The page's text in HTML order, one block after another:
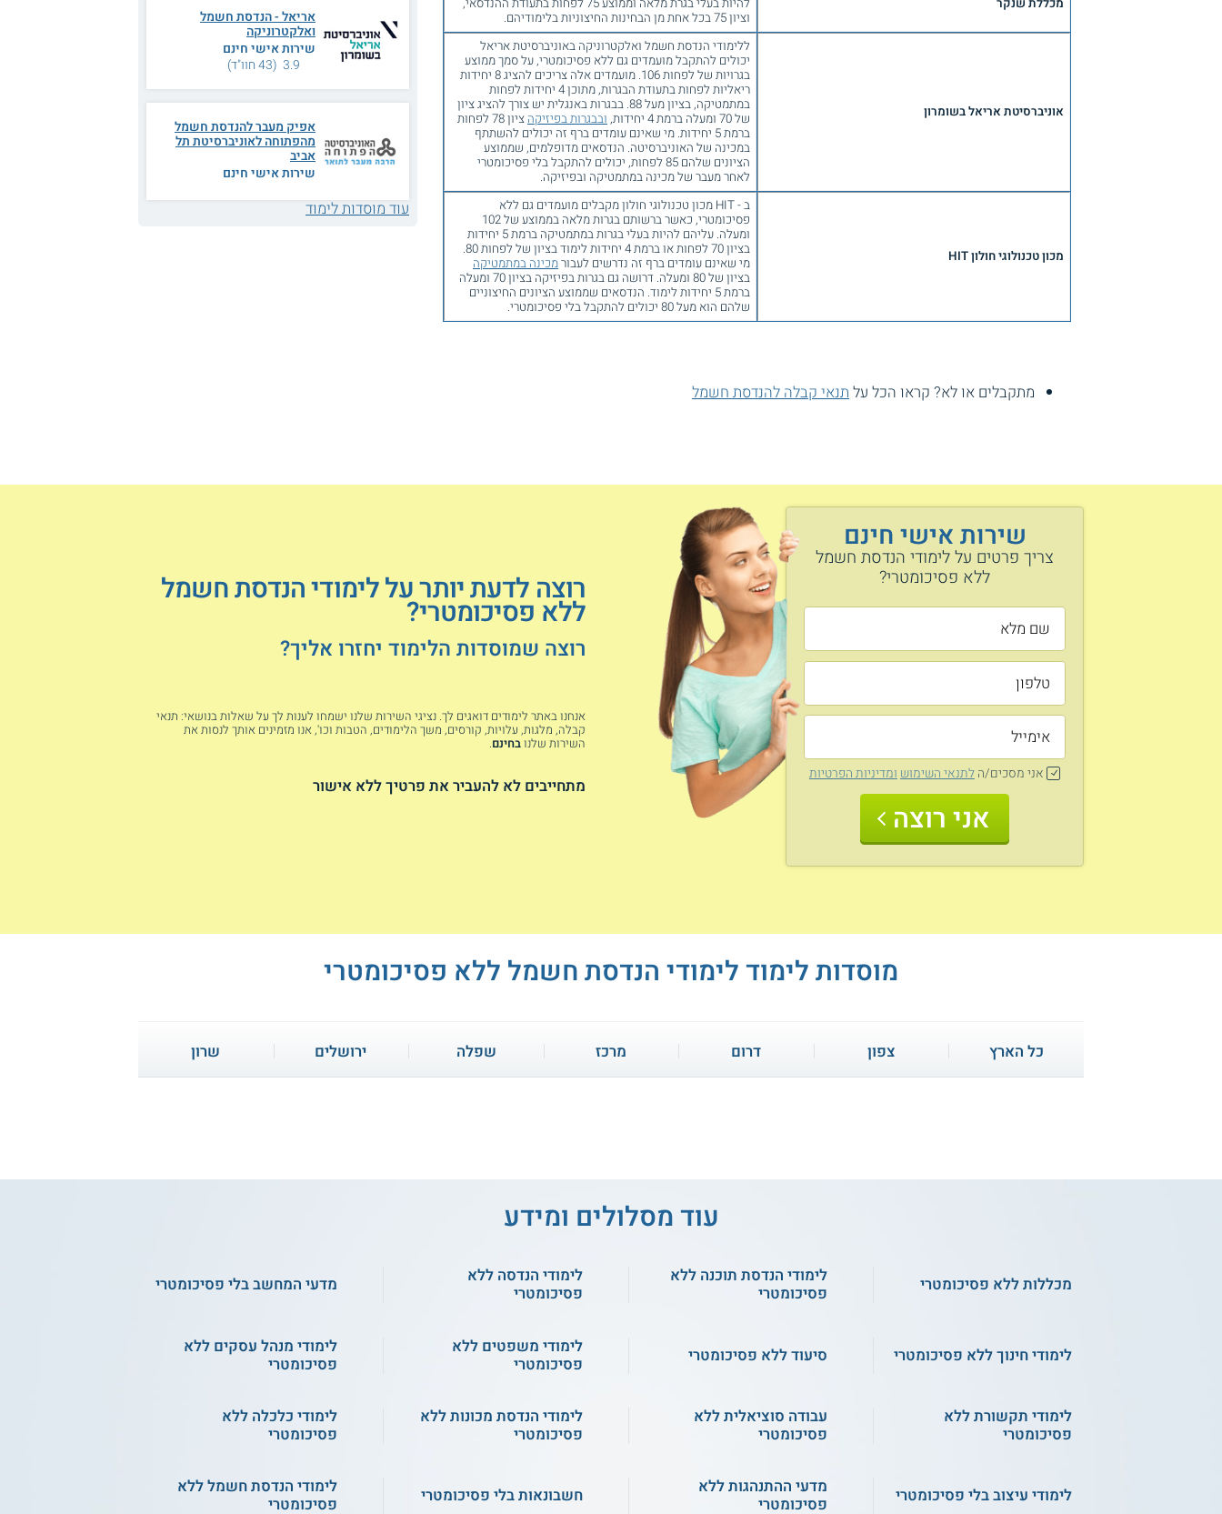
וציון 75 בכל אחת מן הבחינות החיצוניות בלימודיהם.
אוניברסיטת אריאל בשומרון
ללימודי הנדסת חשמל ואלקטרוניקה באוניברסיטת אריאל
יכולים להתקבל מועמדים גם ללא פסיכומטרי, על סמך ממוצע
בגרויות של לפחות 106. מועמדים אלה צריכים להציג 8 יחידות
ריאליות לפחות בתעודת הבגרות, מתוכן 4 יחידות לפחות
במתמטיקה, בציון מעל 88. בבגרות באנגלית יש צורך להציג ציון
של 70 ומעלה ברמת 4 יחידות,
ובבגרות בפיזיקה
ציון 78 לפחות
ברמת 5 יחידות. מי שאינם עומדים ברף זה יכולים להשתתף
במכינה של האוניברסיטה. הנדסאים מדופלמים, שממוצע
הציונים שלהם 85 לפחות, יכולים להתקבל בלי פסיכומטרי
לאחר מעבר של מכינה במתמטיקה ובפיזיקה.
מכון טכנולוגי חולון HIT
ב - HIT מכון טכנולוגי חולון מקבלים מועמדים גם ללא
פסיכומטרי, כאשר ברשותם בגרות מלאה בממוצע של 102
ומעלה. עליהם להיות בעלי בגרות במתמטיקה ברמת 5 יחידות
בציון 70 לפחות או ברמת 4 יחידות לימוד בציון של לפחות 80.
מי שאינם עומדים ברף זה נדרשים לעבורמכינה במתמטיקה
בציון של 80 ומעלה. דרושה גם בגרות בפיזיקה בציון 70 ומעלה
ברמת 5 יחידות לימוד. הנדסאים שממוצע הציונים החיצוניים
שלהם הוא מעל 80 יכולים להתקבל בלי פסיכומטרי.
מתקבלים או לא? קראו הכל על תנאי קבלה להנדסת חשמל
אריאל - הנדסת חשמל
ואלקטרוניקה
שירות אישי חינם
3.9 (43 חוו"ד)
אפיק מעבר להנדסת חשמל
מהפתוחה לאוניברסיטת תל
אביב
שירות אישי חינם
עוד מוסדות לימוד
שירות אישי חינם
צריך פרטים על לימודי הנדסת חשמל
ללא פסיכומטרי?
אני מסכים/הלתנאי השימושומדיניות הפרטיות
אני רוצה
רוצה לדעת יותר על לימודי הנדסת חשמל
ללא פסיכומטרי?
רוצה שמוסדות הלימוד יחזרו אליך?
אנחנו באתר לימודים דואגים לך. נציגי השירות שלנו ישמחו לענות לך על שאלות בנושאי: תנאי
קבלה, מלגות, עלויות, קורסים, משך הלימודים, הטבות וכו', אנו מזמינים אותך לנסות את
השירות שלנובחינם.
מתחייבים לא להעביר את פרטיך ללא אישור
מוסדות לימוד לימודי הנדסת חשמל ללא פסיכומטרי
כל הארץ צפון דרום מרכז שפלה ירושלים שרון
בעיבוד אות תמונה ווידאו
- אפקה
SCE - הנדסת חשמל
ומערכות RF
בר אילן - הנדסת חשמל
וביו הנדסה
שירות אישי חינם
בראודה - הנדסת חשמל
ואלקטרוניקה
שירות אישי חינם
עוד מסלולים ומידע
מכללות ללא פסיכומטרי
לימודי הנדסת תוכנה ללא
פסיכומטרי
לימודי הנדסה ללא
פסיכומטרי
מדעי המחשב בלי פסיכומטרי
לימודי חינוך ללא פסיכומטרי סיעוד ללא פסיכומטרי
לימודי משפטים ללא
פסיכומטרי
לימודי מנהל עסקים ללא
פסיכומטרי
לימודי תקשורת ללא
פסיכומטרי
עבודה סוציאלית ללא
פסיכומטרי
לימודי הנדסת מכונות ללא
פסיכומטרי
לימודי כלכלה ללא
פסיכומטרי
לימודי עיצוב בלי פסיכומטרי
מדעי ההתנהגות ללא
פסיכומטרי
חשבונאות בלי פסיכומטרי
לימודי הנדסת חשמל ללא
פסיכומטרי